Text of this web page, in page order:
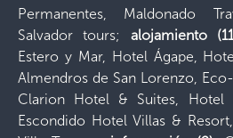
Permanentes, Maldonado
Salvador tours; alojamiento
Estero y Mar, Hotel Ágape,
Almendros de San Lorenzo,
Clarion Hotel & Suites, Hotel
Escondido Hotel Villas &